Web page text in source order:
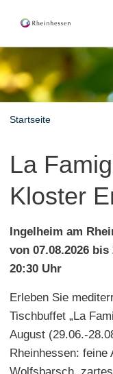
Shop
Startseite
La
Kloster
Ingelheim am
von 07.08.2026
20:30 Uhr
Erleben Sie
Tischbuffet „La
August (29.06.-
Rheinhessen:
Wolfsbarsch,